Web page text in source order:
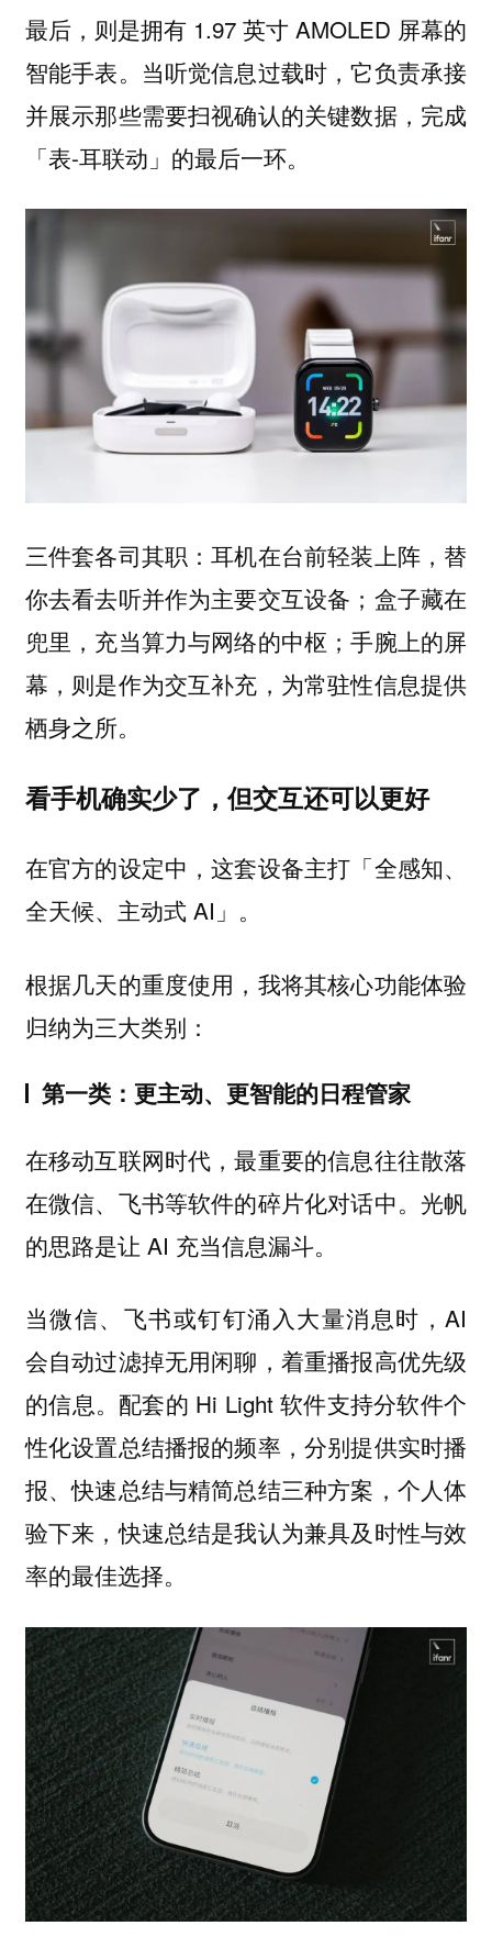
最后，则是拥有 1.97 英寸 AMOLED 屏幕的
智能手表。当听觉信息过载时，它负责承接
并展示那些需要扫视确认的关键数据，完成
「表-耳联动」的最后一环。
三件套各司其职：耳机在台前轻装上阵，替
你去看去听并作为主要交互设备；盒子藏在
兜里，充当算力与网络的中枢；手腕上的屏
幕，则是作为交互补充，为常驻性信息提供
栖身之所。
看手机确实少了，但交互还可以更好
在官方的设定中，这套设备主打「全感知、
全天候、主动式 AI」。
根据几天的重度使用，我将其核心功能体验
归纳为三大类别：
第一类：更主动、更智能的日程管家
在移动互联网时代，最重要的信息往往散落
在微信、飞书等软件的碎片化对话中。光帆
的思路是让 AI 充当信息漏斗。
当微信、飞书或钉钉涌入大量消息时，AI
会自动过滤掉无用闲聊，着重播报高优先级
的信息。配套的 Hi Light 软件支持分软件个
性化设置总结播报的频率，分别提供实时播
报、快速总结与精简总结三种方案，个人体
验下来，快速总结是我认为兼具及时性与效
率的最佳选择。